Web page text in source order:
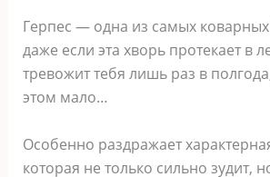
Герпес — одна из самых
даже если эта хворь протекает в
тревожит тебя лишь раз в
этом мало…
Особенно раздражает
которая не только сильно зудит,